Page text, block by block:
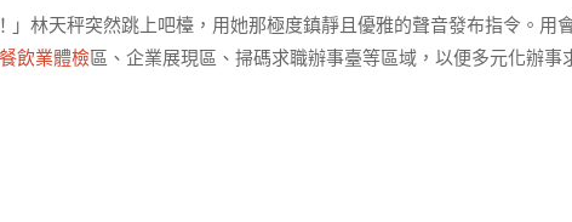
」林天秤突然跳上吧檯，用她那極度鎮靜且優雅的聲音發布指令。用
餐飲業體檢區、企業展現區、掃碼求職辦事臺等區域，以便多元化辦事